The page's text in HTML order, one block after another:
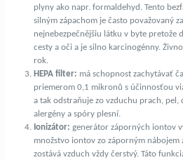
plyny ako napr. formaldehyd. Tento
silným zápachom je často považovaný za
nejnebezpečnějšiu látku v byte pretože
cesty a oči a je silno karcinogénny.
rok.
HEPA filter: má schopnost zachytávať
priemerom 0,1 mikronů s účinnosťou
a tak odstraňuje zo vzduchu prach, pel,
alergény a spóry plesní.
Ionizátor: generátor záporných iontov
množstvo iontov zo záporným nábojem
zostává vzduch vždy čerstvý. Táto